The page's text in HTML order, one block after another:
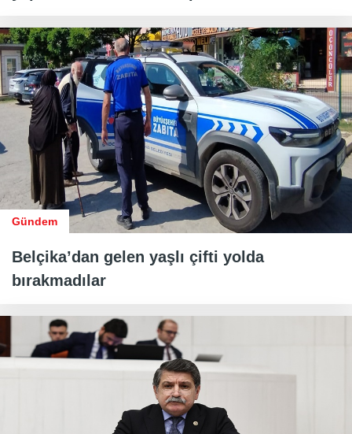
Gündem
Belçika’dan gelen yaşlı çifti yolda
bırakmadılar